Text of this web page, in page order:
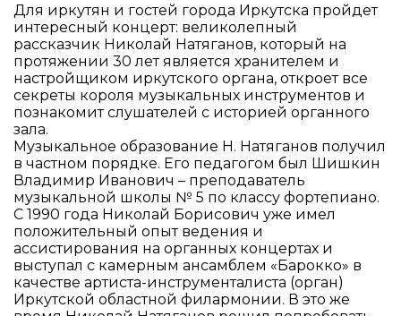
Для иркутян и гостей города Иркутска пройдет
интересный концерт: великолепный
рассказчик Николай Натяганов, который на
протяжении 30 лет является хранителем и
настройщиком иркутского органа, откроет все
секреты короля музыкальных инструментов и
познакомит слушателей с историей органного
зала.
Музыкальное образование Н. Натяганов получил
в частном порядке. Его педагогом был Шишкин
Владимир Иванович – преподаватель
музыкальной школы № 5 по классу фортепиано.
C 1990 года Николай Борисович уже имел
положительный опыт ведения и
ассистирования на органных концертах и
выступал с камерным ансамблем «Барокко» в
качестве артиста-инструменталиста (орган)
Иркутской областной филармонии. В это же